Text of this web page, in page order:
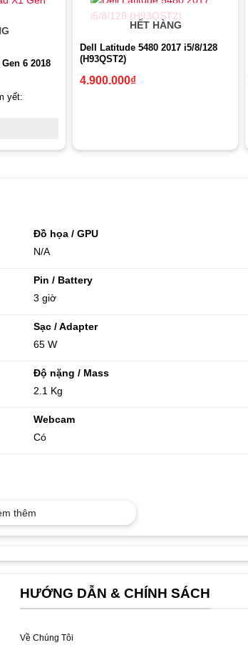
6 2018
yết:
HẾT HÀNG
Dell Latitude 5480 2017 i5/8/128
(H93QST2)
4.900.000₫
Đồ họa / GPU
N/A
Pin / Battery
3 giờ
Sạc / Adapter
65 W
Độ nặng / Mass
2.1 Kg
Webcam
Có
thêm
HƯỚNG DẪN & CHÍNH SÁCH
Về Chúng Tôi